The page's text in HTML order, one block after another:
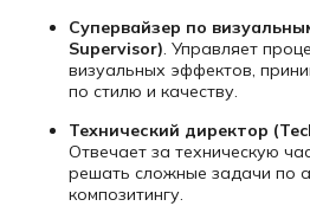
Супервайзер по
Supervisor). Управляет
визуальных эффектов,
по стилю и качеству.
Технический директор
Отвечает за техническую
решать сложные задачи по
композитингу.